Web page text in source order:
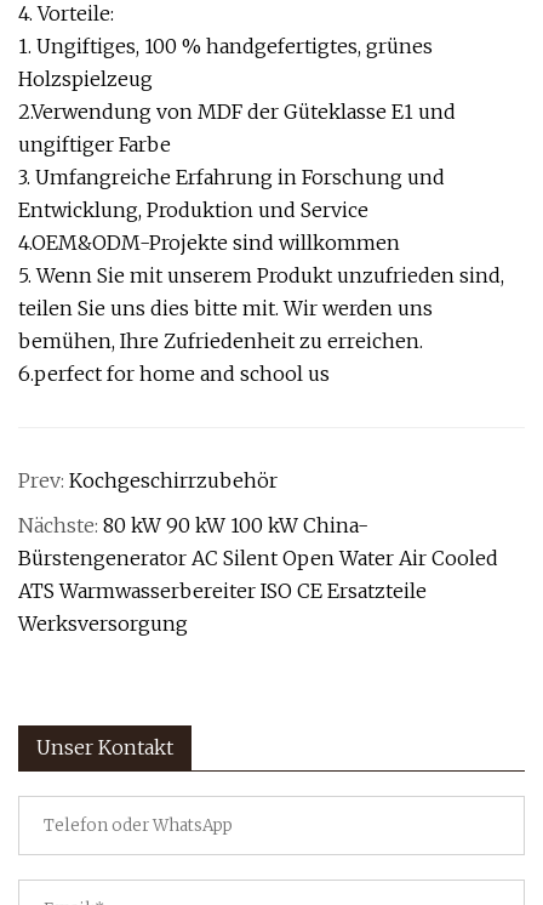
4. Vorteile:
1. Ungiftiges, 100 % handgefertigtes, grünes
Holzspielzeug
2.Verwendung von MDF der Güteklasse E1 und
ungiftiger Farbe
3. Umfangreiche Erfahrung in Forschung und
Entwicklung, Produktion und Service
4.OEM&ODM-Projekte sind willkommen
5. Wenn Sie mit unserem Produkt unzufrieden sind,
teilen Sie uns dies bitte mit. Wir werden uns
bemühen, Ihre Zufriedenheit zu erreichen.
6.perfect for home and school us
Prev: Kochgeschirrzubehör
Nächste: 80 kW 90 kW 100 kW China-
Bürstengenerator AC Silent Open Water Air Cooled
ATS Warmwasserbereiter ISO CE Ersatzteile
Werksversorgung
Unser Kontakt